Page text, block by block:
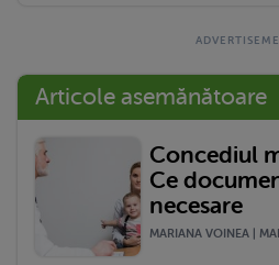
Articole asemănătoare
Concediul
Ce
necesare
MARIANA VOINEA |